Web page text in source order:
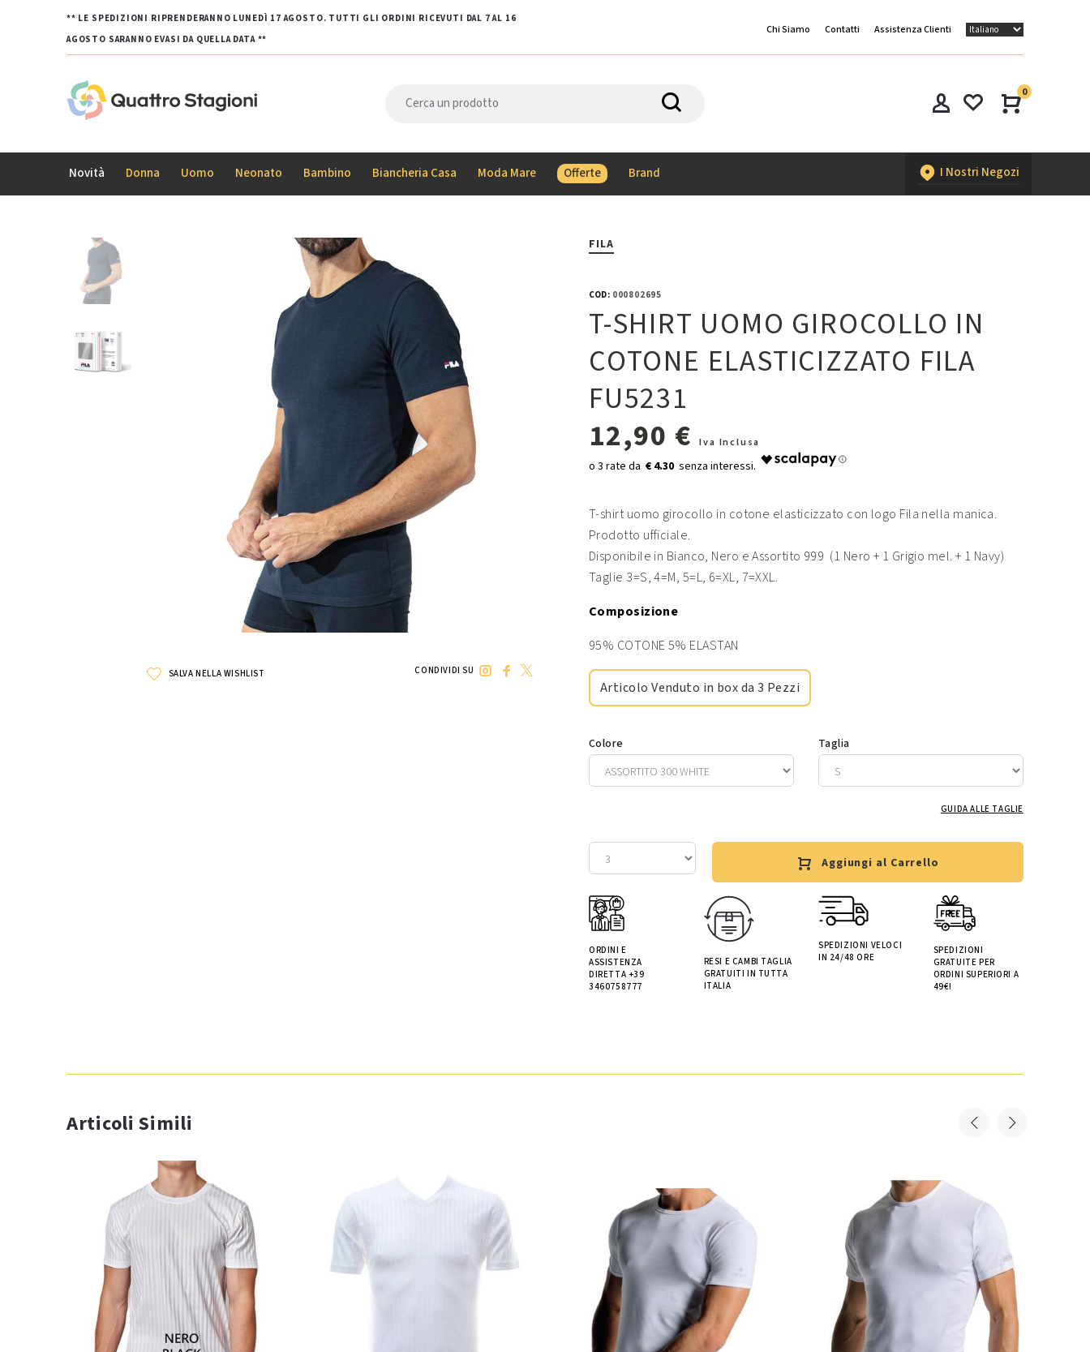
** LE SPEDIZIONI RIPRENDERANNO LUNEDÌ 17 AGOSTO. TUTTI GLI ORDINI RICEVUTI DAL 7 AL 16
AGOSTO SARANNO EVASI DA QUELLA DATA **
Chi Siamo Contatti Assistenza Clienti
0
Novità Donna Uomo Neonato Bambino Biancheria Casa Moda Mare Offerte Brand I Nostri Negozi
SALVA NELLA WISHLIST CONDIVIDI SU
FILA
COD:000802695
T-SHIRT UOMO GIROCOLLO IN
COTONE ELASTICIZZATO FILA
FU5231
12,90 €
Iva Inclusa
€ 4.30
T-shirt uomo girocollo in cotone elasticizzato con logo Fila nella manica.
Prodotto ufficiale.
Disponibile in Bianco, Nero e Assortito 999 (1 Nero + 1 Grigio mel. + 1 Navy)
Taglie 3=S, 4=M, 5=L, 6=XL, 7=XXL.
Composizione
95% COTONE 5% ELASTAN
Articolo Venduto in box da 3 Pezzi
Colore Taglia
GUIDA ALLE TAGLIE
Aggiungi al Carrello
ORDINI E
ASSISTENZA
DIRETTA +39
3460758777
RESI E CAMBI TAGLIA
GRATUITI IN TUTTA
ITALIA
SPEDIZIONI VELOCI
IN 24/48 ORE
SPEDIZIONI
GRATUITE PER
ORDINI SUPERIORI A
49€!
Articoli Simili